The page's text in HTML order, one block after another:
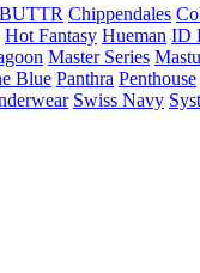
BUTTR Chippendales
Hot Fantasy Hueman ID
Master Series
Blue Panthra Penthouse
Swiss Navy